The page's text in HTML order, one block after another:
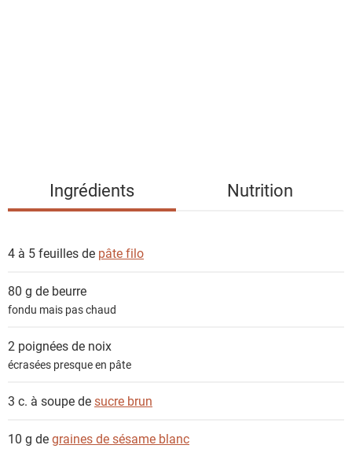
i
n
s
Ingrédients Nutrition
4 à 5 feuilles de pâte filo
80 g de beurre
fondu mais pas chaud
2 poignées de noix
écrasées presque en pâte
3 c. à soupe desucre brun
10 g degraines de sésame blanc